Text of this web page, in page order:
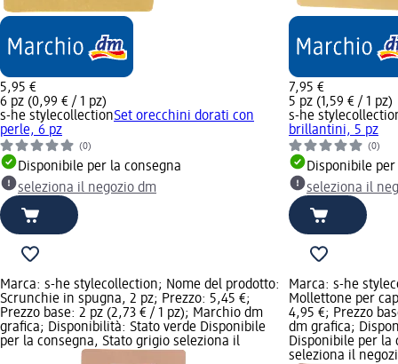
5,95 €
6 pz (0,99 € / 1 pz)
s-he stylecollectionSet orecchini dorati con
perle, 6 pz
(0)
Disponibile per la consegna
seleziona il negozio dm
7,95 €
5 pz (1,59 € / 1 pz)
s-he
brillantini, 5 pz
(0)
Disponibile
seleziona il
Marca: s-he stylecollection; Nome del prodotto:
Scrunchie in spugna, 2 pz; Prezzo: 5,45 €;
Prezzo base: 2 pz (2,73 € / 1 pz); Marchio dm
grafica; Disponibilità: Stato verde Disponibile
per la consegna, Stato grigio seleziona il
Marca: s-he
Mollettone per
4,95 €; Prezzo
dm grafica;
Disponibile per la
seleziona il